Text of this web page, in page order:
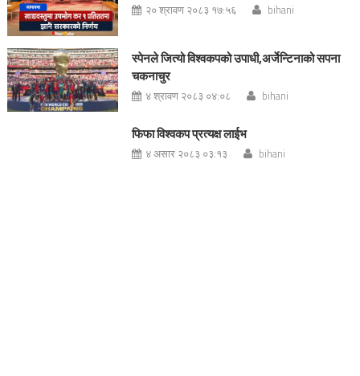
२० श्रावण २०८३ १७:५६ bihani
स्पेनले जित्यो विश्वकपको उपाधी,अर्जेन्टिनाको सपना
चकनाचुर
४ श्रावण २०८३ ०४:०८ bihani
फिफा विश्वकप प्रत्यक्ष लाईभ
४ असार २०८३ ०३:१३ bihani